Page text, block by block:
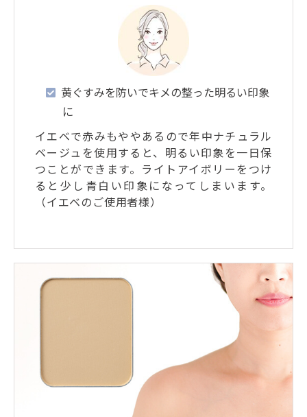
黄ぐすみを防いでキメの整った明るい印象
に
イエベで赤みもややあるので年中ナチュラル
ベージュを使用すると、明るい印象を一日保
つことができます。ライトアイボリーをつけ
ると少し青白い印象になってしまいます。
（イエベのご使用者様）